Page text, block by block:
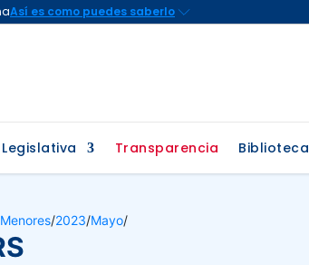
Transparencia Biblioteca
/2023/Mayo/